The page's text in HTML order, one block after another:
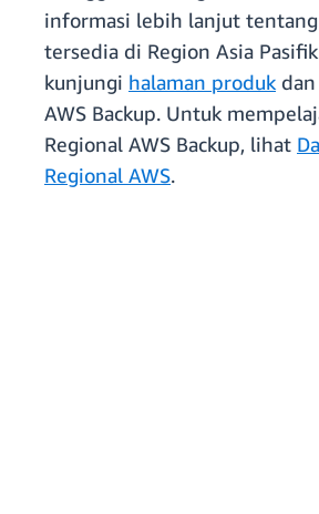
informasi lebih lanjut
tersedia di Region Asia
kunjungi halaman produk dan
AWS Backup. Untuk
Regional AWS Backup, lihat
Regional AWS.